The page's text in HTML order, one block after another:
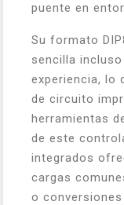
puente en
Su formato
sencilla
experiencia, lo
de circuito
herramientas
de este
integrados
cargas
o